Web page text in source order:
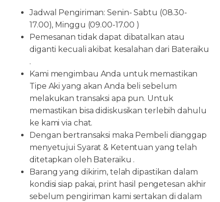
Jadwal Pengiriman: Senin- Sabtu (08.30-
17.00), Minggu (09.00-17.00 )
Pemesanan tidak dapat dibatalkan atau
diganti kecuali akibat kesalahan dari Bateraiku
.
Kami mengimbau Anda untuk memastikan
Tipe Aki yang akan Anda beli sebelum
melakukan transaksi apa pun. Untuk
memastikan bisa didiskusikan terlebih dahulu
ke kami via chat.
Dengan bertransaksi maka Pembeli dianggap
menyetujui Syarat & Ketentuan yang telah
ditetapkan oleh Bateraiku .
Barang yang dikirim, telah dipastikan dalam
kondisi siap pakai, print hasil pengetesan akhir
sebelum pengiriman kami sertakan di dalam